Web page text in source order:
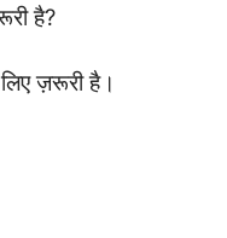
है?
ज़रूरी है।